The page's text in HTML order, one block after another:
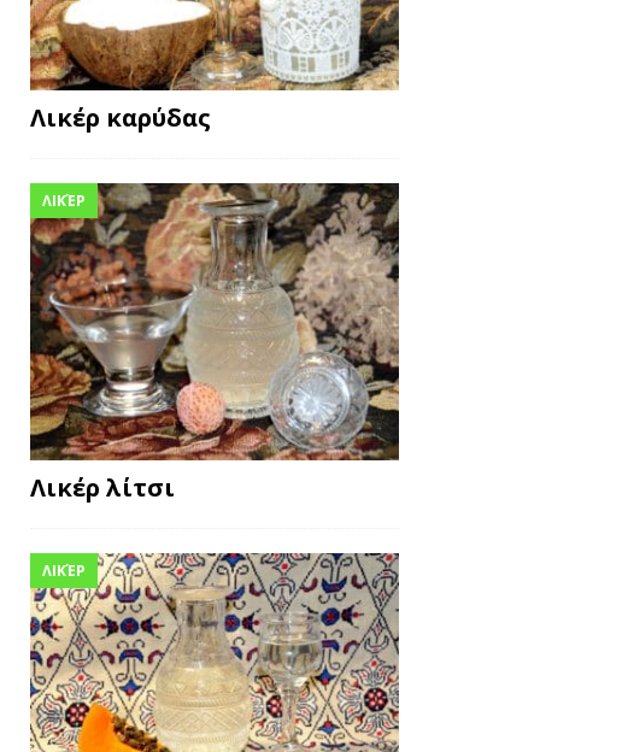
Λικέρ καρύδας
ΛΙΚΈΡ
Λικέρ λίτσι
ΛΙΚΈΡ